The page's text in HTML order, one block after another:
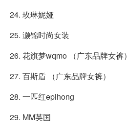
24. 玫琳妮娅
25. 灏锦时尚女装
26. 花旗梦wqmo （广东品牌女裤）
27. 百斯盾 （广东品牌女裤）
28. 一匹红epihong
29. MM英国